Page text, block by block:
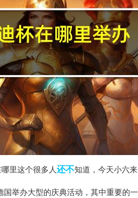
里这个很多人还不知道，今天小六
举办大型的庆典活动，其中重要的